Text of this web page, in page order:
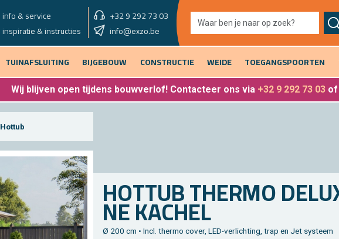
info & service +32 9 292 73 03
showroom morgen
inspiratie & instructies
info@exzo.be 9u - 12u30 & 13u30 - 17u
TUINAFSLUITING BIJGEBOUW CONSTRUCTIE WEIDE TOEGANGSPOORTEN
Wij blijven open tijdens bouwverlof! Contacteer ons via +32 9 292 73 03 of
Hottub
HOT­TUB THER­MO
NE KA­CHEL
Ø 200 cm • Incl. ther­mo cover, LED-ver­lich­ting, trap en Jet sys­teem